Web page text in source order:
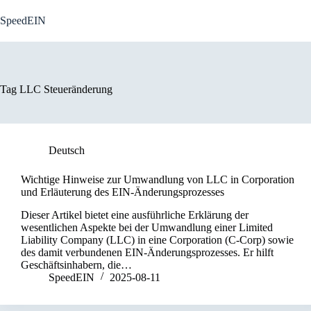
to
content
SpeedEIN
Tag LLC Steueränderung
Deutsch
Wichtige Hinweise zur Umwandlung von LLC in Corporation
und Erläuterung des EIN-Änderungsprozesses
Dieser Artikel bietet eine ausführliche Erklärung der
wesentlichen Aspekte bei der Umwandlung einer Limited
Liability Company (LLC) in eine Corporation (C-Corp) sowie
des damit verbundenen EIN-Änderungsprozesses. Er hilft
Geschäftsinhabern, die…
SpeedEIN
2025-08-11